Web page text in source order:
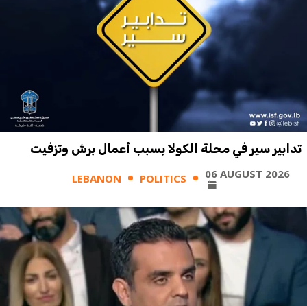
تدابير سير في محلة الكولا بسبب أعمال برش وتزفيت
LEBANON POLITICS 06 AUGUST 2026